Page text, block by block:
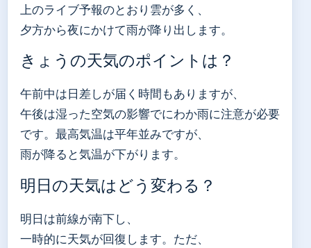
上のライブ予報のとおり雲が多く、
夕方から夜にかけて雨が降り出します。
きょうの天気のポイントは？
午前中は日差しが届く時間もありますが、
午後は湿った空気の影響でにわか雨に注意が必要
です。最高気温は平年並みですが、
雨が降ると気温が下がります。
明日の天気はどう変わる？
明日は前線が南下し、
一時的に天気が回復します。ただ、